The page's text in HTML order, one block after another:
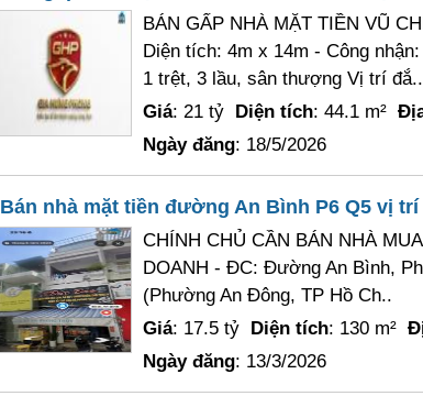
BÁN GẤP NHÀ MẶT TIỀN VŨ
Diện tích: 4m x 14m - Công
1 trệt, 3 lầu, sân thượng Vị trí đắ..
Giá: 21 tỷ Diện tích: 44.1 m²
Ngày đăng: 18/5/2026
Bán nhà mặt tiền đường An Bình P6 Q5 vị
CHÍNH CHỦ CẦN BÁN NHÀ
DOANH - ĐC: Đường An Bình,
(Phường An Đông, TP Hồ Ch..
Giá: 17.5 tỷ Diện tích: 130 m²
Ngày đăng: 13/3/2026